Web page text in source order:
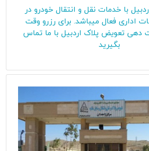
با خدمات نقل و انتقال خودرو در
اداری فعال میباشد. برای رزرو وقت
دهی تعویض پلاک اردبیل با ما تماس
بگیرید